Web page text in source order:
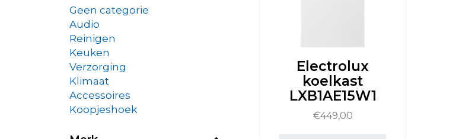
Geen categorie
Audio
Reinigen
Keuken
Verzorging
Klimaat
Accessoires
Koopjeshoek
Electrolux
koelkast
LXB1AE15W1
€449,00